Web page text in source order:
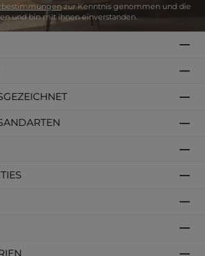
zur Kenntnis genommen und die
und bin mit ihnen einverstanden.